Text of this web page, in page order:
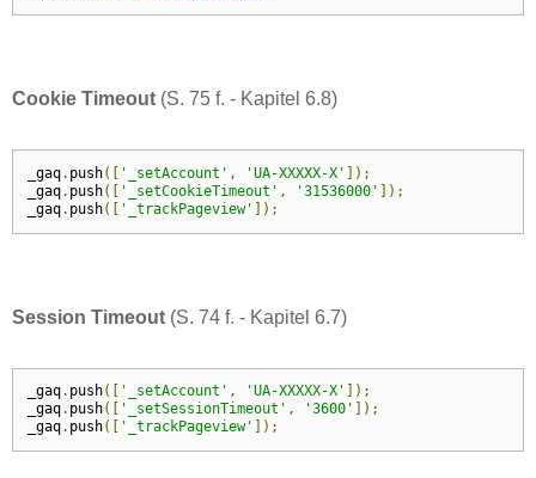
Cookie Timeout (S. 75 f. - Kapitel 6.8)
_gaq. push([ '_setAccount' , 'UA-XXXXX-X' ]);
_gaq. push([ '_setCookieTimeout' , '31536000' ]);
_gaq. push([ '_trackPageview' ]);
Session Timeout (S. 74 f. - Kapitel 6.7)
_gaq. push([ '_setAccount' , 'UA-XXXXX-X'
]);
_gaq. push([ '_setSessionTimeout' , '3600'
]);
_gaq. push([ '_trackPageview' ]);